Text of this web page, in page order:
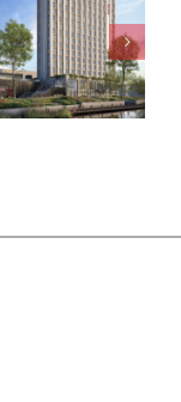
Hotel Chicago
te Rotterdam